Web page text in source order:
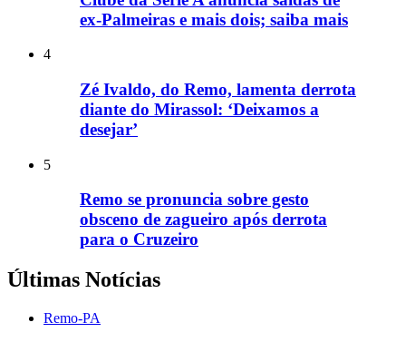
ex-Palmeiras e mais dois; saiba mais
4
Zé Ivaldo, do Remo, lamenta derrota
diante do Mirassol: ‘Deixamos a
desejar’
5
Remo se pronuncia sobre gesto
obsceno de zagueiro após derrota
para o Cruzeiro
Últimas Notícias
Remo-PA